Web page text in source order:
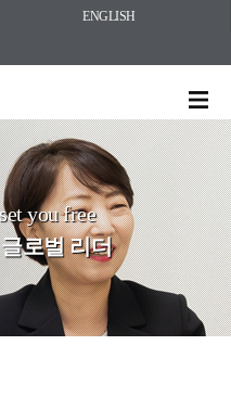
ENGLISH
you free
로벌 리더